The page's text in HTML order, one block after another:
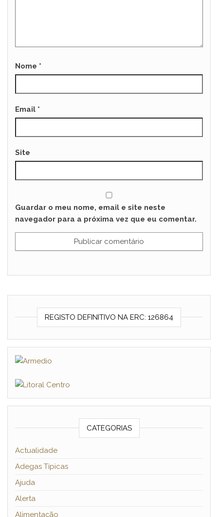
Nome *
Email *
Site
Guardar o meu nome, email e site neste
navegador para a próxima vez que eu comentar.
REGISTO DEFINITIVO NA ERC: 126864
CATEGORIAS
Actualidade
Adegas Típicas
Ajuda
Alerta
Alimentação